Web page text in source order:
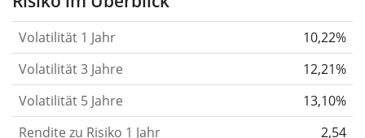
gelten im Allgemeinen als risikoreicher. Wir
berechnen die Volatilität auf Basis der Daten der
letzten 1, 3 und 5 Jahre, damit du sehen kannst, ob
die Kursschwankungen im Laufe der Zeit stärker
oder schwächer wurden. Weitere Informationen
Volatilität 1 Jahr
10,22%
Volatilität 3 Jahre
12,21%
Volatilität 5 Jahre
13,10%
Rendite zu Risiko 1 Jahr
2,54